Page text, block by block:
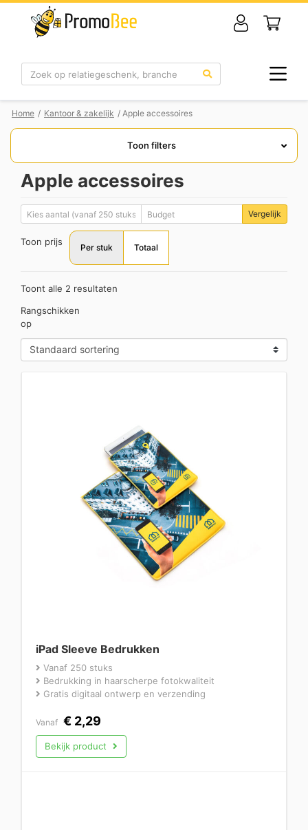
Zoek
Home / Kantoor & zakelijk / Apple accessoires
Toon filters
Apple accessoires
Vergelijk
Toon prijs
Per stuk Totaal
Toont alle 2 resultaten
Rangschikken
op
iPad Sleeve Bedrukken
Vanaf 250 stuks
Bedrukking in haarscherpe fotokwaliteit
Gratis digitaal ontwerp en verzending
Vanaf € 2,29
Bekijk product